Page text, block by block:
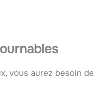
vous aurez besoin